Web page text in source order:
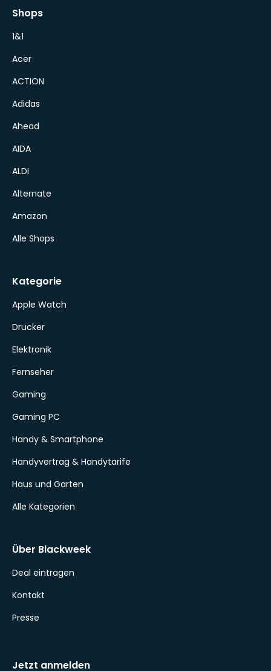
Shops
1&1
Acer
ACTION
Adidas
Ahead
AIDA
ALDI
Alternate
Amazon
Alle Shops
Kategorie
Apple Watch
Drucker
Elektronik
Fernseher
Gaming
Gaming PC
Handy & Smartphone
Handyvertrag & Handytarife
Haus und Garten
Alle Kategorien
Über Blackweek
Deal eintragen
Kontakt
Presse
Jetzt anmelden